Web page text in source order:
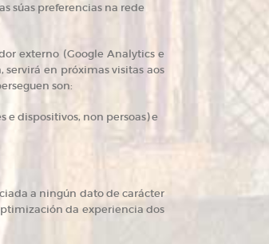
súas preferencias na rede
externo (Google Analytics e
en próximas visitas aos
son:
e dispositivos, non persoas) e
a ningún dato de carácter
da experiencia dos